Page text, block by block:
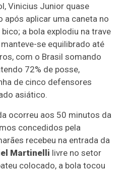
Vinicius Junior quase
aplicar uma caneta no
a bola explodiu na trave
se equilibrado até
com o Brasil somando
72% de posse,
de cinco defensores
asiático.
ocorreu aos 50 minutos da
concedidos pela
recebeu na entrada da
Martinelli livre no setor
colocado, a bola tocou